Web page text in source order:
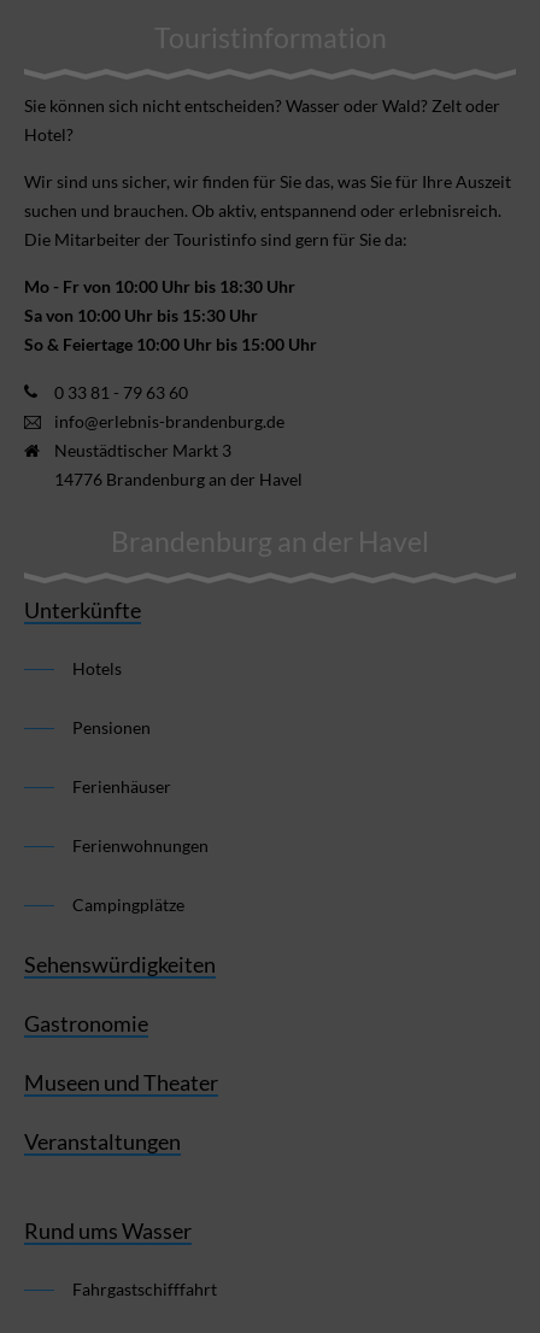
Touristinformation
Sie können sich nicht ent­scheiden? Wasser oder Wald? Zelt oder
Hotel?
Wir sind uns sicher, wir finden für Sie das, was Sie für Ihre Aus­zeit
suchen und brauchen. Ob aktiv, ent­spannend oder erlebnis­reich.
Die Mitarbeiter der Touristinfo sind gern für Sie da:
Mo - Fr von 10:00 Uhr bis 18:30 Uhr
Sa von 10:00 Uhr bis 15:30 Uhr
So & Feiertage 10:00 Uhr bis 15:00 Uhr
0 33 81 - 79 63 60
info@erlebnis-brandenburg.de
Neustädtischer Markt 3
14776 Brandenburg an der Havel
Brandenburg an der Havel
Unterkünfte
Hotels
Pensionen
Ferienhäuser
Ferienwohnungen
Campingplätze
Sehenswürdigkeiten
Gastronomie
Museen und Theater
Veranstaltungen
Rund ums Wasser
Fahrgastschifffahrt